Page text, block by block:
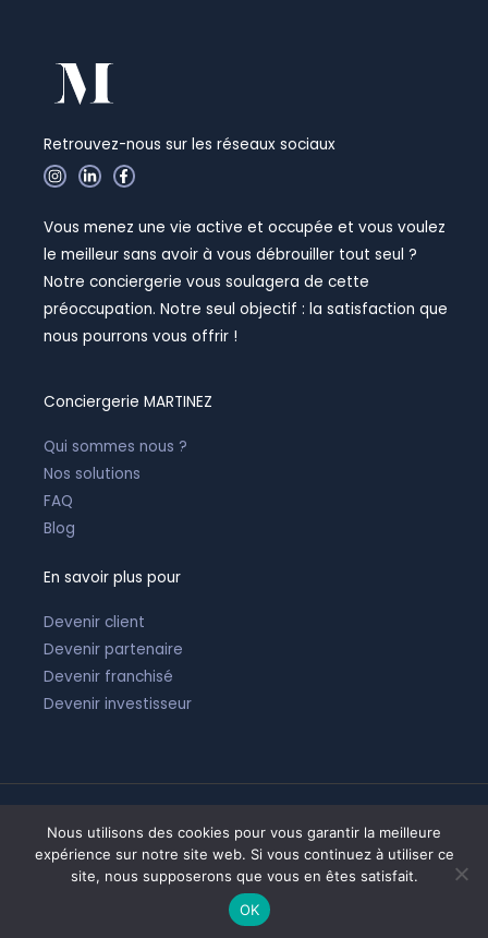
Retrouvez-nous sur les réseaux sociaux
I
n
a
r
m
L
i
e
i
-
n
F
a
b
o
k
-
f
Vous menez une vie active et occupée et vous voulez
le meilleur sans avoir à vous débrouiller tout seul ?
Notre conciergerie vous soulagera de cette
préoccupation. Notre seul objectif : la satisfaction que
nous pourrons vous offrir !
Conciergerie MARTINEZ
Qui sommes nous ?
Nos solutions
FAQ
Blog
En savoir plus pour
Devenir client
Devenir partenaire
Devenir franchisé
Devenir investisseur
Tous droits réservés © 2026 |Mentions légales
Propulsé avec par l'agence digitaleMentalworks
Nous utilisons des cookies pour vous garantir la meilleure
expérience sur notre site web. Si vous continuez à utiliser ce
site, nous supposerons que vous en êtes satisfait.
OK